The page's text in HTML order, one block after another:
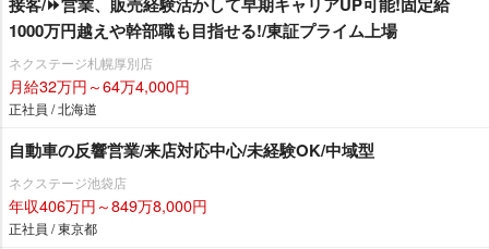
1000万円越えや幹部職も目指せる!/東証プライム上場
ネクステージ札幌厚別店
月給32万円～64万4,000円
正社員 / 北海道
自動車の反響営業/来店対応中心/未経験OK/中域型
ネクステージ池袋店
年収406万円～849万8,000円
正社員 / 東京都